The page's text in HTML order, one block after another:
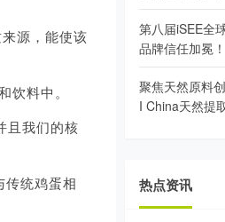
源，能使该
料中。
且我们的核
统鸡蛋相
东健康、香飘
第八届iSEE全
品牌信任加冕！
聚焦天然原料
I China天然提
热点资讯